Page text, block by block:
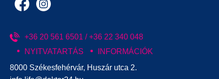
+36 20 561 6501 / +36 22 340 048
NYITVATARTÁS
INFORMÁCIÓK
8000 Székesfehérvár, Huszár utca 2.